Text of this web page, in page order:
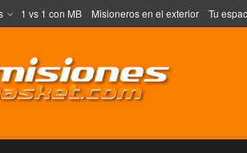
1 vs 1 con MB Misioneros en el exterior Tu